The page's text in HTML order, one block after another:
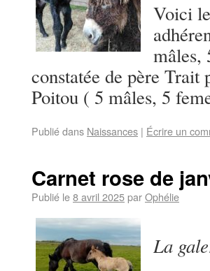
Voici
mâles,
constatée de père Trait
Poitou ( 5 mâles, 5
Publié dans Naissances | Écrire un
Carnet rose de
Publié le8 avril 2025parOphélie
La